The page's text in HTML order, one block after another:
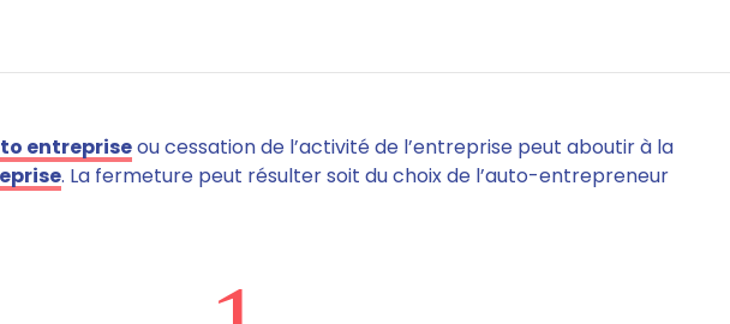
entrepriseou cessation de l’activité de l’entreprise peut aboutir à la
. La fermeture peut résultersoit du choix de l’auto-entrepreneur